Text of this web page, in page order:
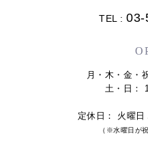
TEL : 03-
月・木・金・
土・日：
定休日： 火曜
（※水曜日が